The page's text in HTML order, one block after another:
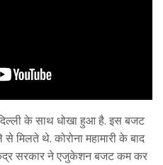
के साथ धोखा हुआ है. इस बजट
मिलते थे. कोरोना महामारी के बाद
केंद्र सरकार ने एजुकेशन बजट कम कर